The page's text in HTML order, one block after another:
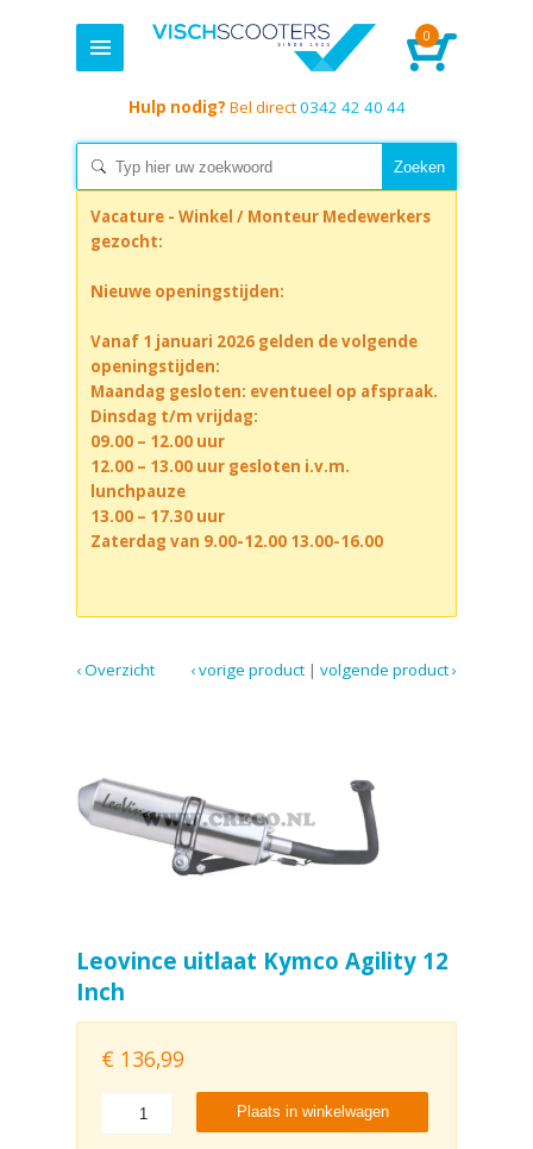
0
Hulp nodig? Bel direct0342 42 40 44
Vacature - Winkel / Monteur Medewerkers
gezocht:
Nieuwe openingstijden:
Vanaf 1 januari 2026 gelden de volgende
openingstijden:
Maandag gesloten: eventueel op afspraak.
Dinsdag t/m vrijdag:
09.00 – 12.00 uur
12.00 – 13.00 uur gesloten i.v.m.
lunchpauze
13.00 – 17.30 uur
Zaterdag van 9.00-12.00 13.00-16.00
‹ Overzicht volgende product ›
|
‹ vorige product
Leovince uitlaat Kymco Agility 12
Inch
€ 136,99
Plaats in winkelwagen